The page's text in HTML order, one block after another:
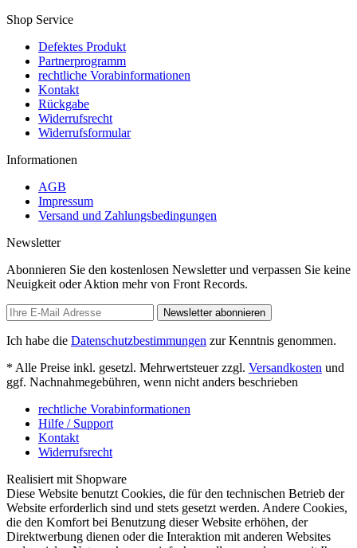
Shop Service
Defektes Produkt
Partnerprogramm
rechtliche Vorabinformationen
Kontakt
Rückgabe
Widerrufsrecht
Widerrufsformular
Informationen
AGB
Impressum
Versand und Zahlungsbedingungen
Newsletter
Abonnieren Sie den kostenlosen Newsletter und verpassen Sie keine
Neuigkeit oder Aktion mehr von Front Records.
Newsletter abonnieren
Ich habe die Datenschutzbestimmungen zur Kenntnis genommen.
* Alle Preise inkl. gesetzl. Mehrwertsteuer zzgl. Versandkosten und
ggf. Nachnahmegebühren, wenn nicht anders beschrieben
rechtliche Vorabinformationen
Hilfe / Support
Kontakt
Widerrufsrecht
Realisiert mit Shopware
Diese Website benutzt Cookies, die für den technischen Betrieb der
Website erforderlich sind und stets gesetzt werden. Andere Cookies,
die den Komfort bei Benutzung dieser Website erhöhen, der
Direktwerbung dienen oder die Interaktion mit anderen Websites